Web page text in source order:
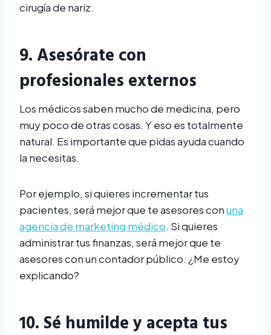
cirugía de nariz.
9. Asesórate con
profesionales externos
Los médicos saben mucho de medicina, pero
muy poco de otras cosas. Y eso es totalmente
natural. Es importante que pidas ayuda cuando
la necesitas.
Por ejemplo, si quieres incrementar tus
pacientes, será mejor que te asesores conuna
agencia de marketing médico. Si quieres
administrar tus finanzas, será mejor que te
asesores con un contador público. ¿Me estoy
explicando?
10. Sé humilde y acepta tus